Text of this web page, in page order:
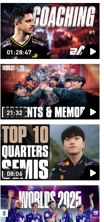
01:28:47
21:32
08:06